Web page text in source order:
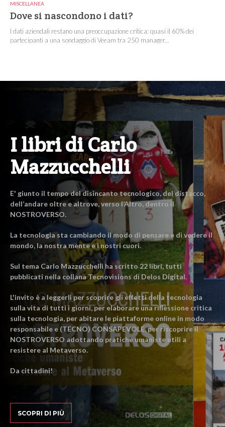
MISCELLANEA
Dove si nascondono i dati?
I dati aziendali restano una preoccupazione critica: quasi il 60% dei
partecipanti a una sondaggio di Veeam tra 250 manager...
I libri di Carlo
Mazzucchelli
E' giunto il tempo del disincanto tecnologico, del distacco,
dell’andare oltre e altrove, verso l’Altro, dentro il
NOSTROVERSO.
La tecnologia sta cambiando il modo di pensare e di vedere il
mondo, la nostra mente e i nostri cuori.
Sul tema Carlo Mazzucchelli ha scritto 22 libri, tutti
pubblicati nella collana Tecnovisions di Delos Digital.
L'invito è a leggerli per scoprire gli effetti della tecnologia
sulla vita di tutti i giorni, per elaborare una riflessione critica
sulla tecnologia, per abitare le piattaforme online in modo
responsabile e (TECNO) CONSAPEVOLE, per riscoprire il
NOSTROVERSO adottando pratiche umaniste utili a
resistere al Metaverso.
Da cittadini!
SCOPRI DI PIÙ